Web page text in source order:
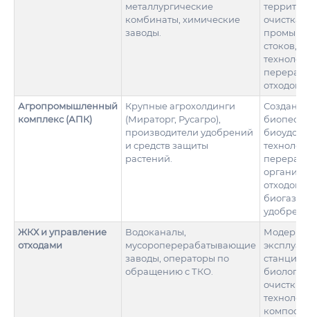
металлургические
комбинаты, химические
заводы.
очистка
стоков,
отходов.
Агропромышленный
комплекс (АПК)
Крупные агрохолдинги
(Мираторг, Русагро),
производители удобрений
и средств защиты
растений.
Создание
отходов
биогаз и
ЖКХ и управление
отходами
Водоканалы,
мусороперерабатывающие
заводы, операторы по
обращению с ТКО.
станций
очистки